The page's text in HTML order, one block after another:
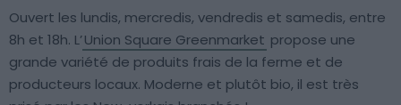
Ouvert les lundis, mercredis, vendredis et samedis, entre
8h et 18h. L’Union Square Greenmarket propose une
grande variété de produits frais de la ferme et de
producteurs locaux. Moderne et plutôt bio, il est très